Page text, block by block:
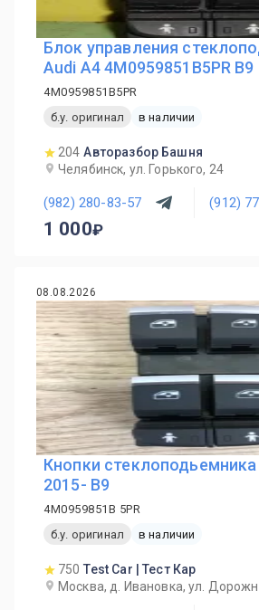
Блок управления
Audi A4 4M0959851B5PR B9
4M0959851B5PR
б.у. оригинал
в наличии
204 Авторазбор Башня
Челябинск, ул. Горького, 24
(982) 280-83-57 (912)
1 000
08.08.2026
Кнопки стеклоподьемника
2015- B9
4M0959851B 5PR
б.у. оригинал
в наличии
750 Test Car | Тест Кар
Москва, д. Ивановка, ул.